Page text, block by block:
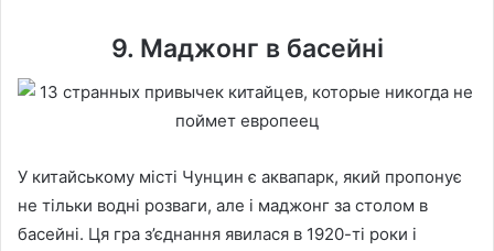
9. Маджонг в басейні
У китайському місті Чунцин є аквапарк, який пропонує
не тільки водні розваги, але і маджонг за столом в
басейні. Ця гра з’єднання явилася в 1920-ті роки і